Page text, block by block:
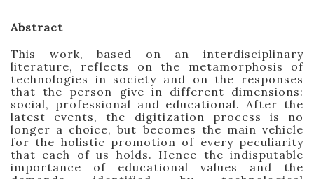
Abstract
This work, based on an interdisciplinary
literature, reflects on the metamorphosis of
technologies in society and on the responses
that the person give in different dimensions:
social, professional and educational. After the
latest events, the digitization process is no
longer a choice, but becomes the main vehicle
for the holistic promotion of every peculiarity
that each of us holds. Hence the indisputable
importance of educational values and the